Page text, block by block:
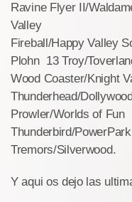
Ravine Flyer II/
Valley 10
Fireball/Happy Valley
Plohn 13
Wood Coaster/Knight
Thunderhead/
Prowler/
Thunderbird/
Tremors/Silverwood.
Y aqui os dejo las